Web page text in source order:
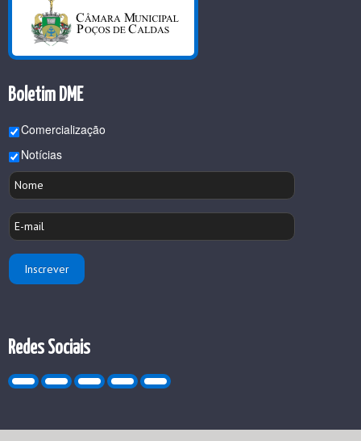
Boletim DME
Comercialização
Notícias
Redes Sociais